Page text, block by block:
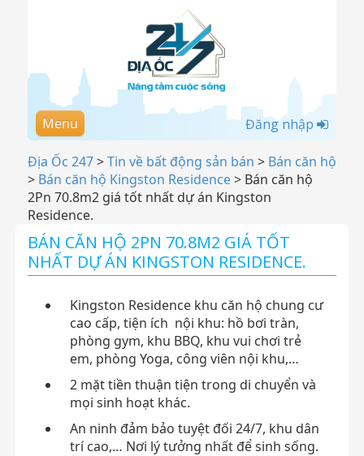
Menu Đăng nhập
Địa Ốc 247>Tin về bất động sản bán > Bán căn hộ
> Bán căn hộ Kingston Residence> Bán căn hộ
2Pn 70.8m2 giá tốt nhất dự án Kingston
Residence.
BÁN CĂN HỘ 2PN 70.8M2 GIÁ TỐT
NHẤT DỰ ÁN KINGSTON RESIDENCE.
Kingston Residence khu căn hộ chung cư
cao cấp, tiện ích nội khu: hồ bơi tràn,
phòng gym, khu BBQ, khu vui chơi trẻ
em, phòng Yoga, công viên nội khu,…
2 mặt tiền thuận tiện trong di chuyển và
mọi sinh hoạt khác.
An ninh đảm bảo tuyệt đối 24/7, khu dân
trí cao,… Nơi lý tưởng nhất để sinh sống.